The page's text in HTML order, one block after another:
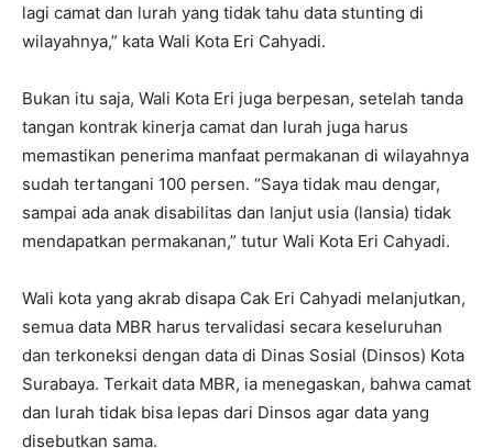
lagi camat dan lurah yang tidak tahu data stunting di
wilayahnya,” kata Wali Kota Eri Cahyadi.
Bukan itu saja, Wali Kota Eri juga berpesan, setelah tanda
tangan kontrak kinerja camat dan lurah juga harus
memastikan penerima manfaat permakanan di wilayahnya
sudah tertangani 100 persen. “Saya tidak mau dengar,
sampai ada anak disabilitas dan lanjut usia (lansia) tidak
mendapatkan permakanan,” tutur Wali Kota Eri Cahyadi.
Wali kota yang akrab disapa Cak Eri Cahyadi melanjutkan,
semua data MBR harus tervalidasi secara keseluruhan
dan terkoneksi dengan data di Dinas Sosial (Dinsos) Kota
Surabaya. Terkait data MBR, ia menegaskan, bahwa camat
dan lurah tidak bisa lepas dari Dinsos agar data yang
disebutkan sama.